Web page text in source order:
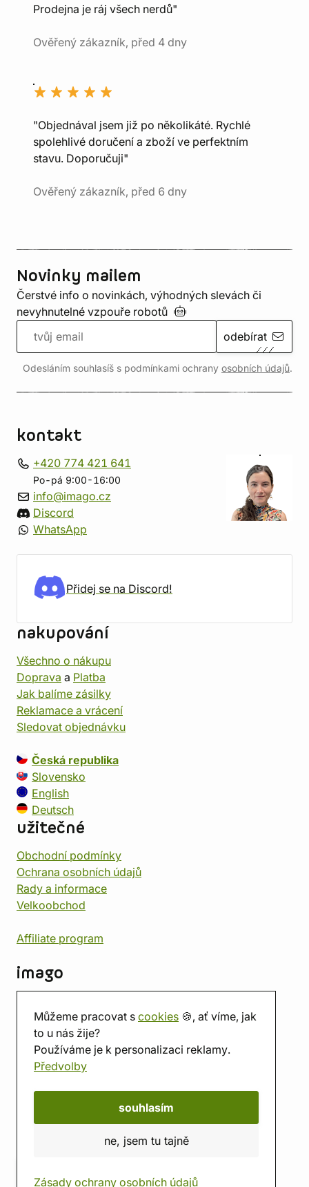
Můžeme pracovat s cookies 🍪, ať víme, jak
to u nás žije?
Používáme je k personalizaci reklamy.
Předvolby
souhlasím
ne, jsem tu tajně
Zásady ochrany osobních údajů
Prodejna je ráj všech nerdů"
Ověřený zákazník, před 4 dny
"Objednával jsem již po několikáté. Rychlé
spolehlivé doručení a zboží ve perfektním
stavu. Doporučuji"
Ověřený zákazník, před 6 dny
Novinky mailem
Čerstvé info o novinkách, výhodných slevách či
nevyhnutelné vzpouře robotů
odebírat
Odesláním souhlasíš s podmínkami ochrany osobních údajů.
kontakt
+420 774 421 641
Po-pá 9:00-16:00
info@imago.cz
Discord
WhatsApp
Přidej se na Discord!
nakupování
Všechno o nákupu
Doprava a Platba
Jak balíme zásilky
Reklamace a vrácení
Sledovat objednávku
Česká republika
Slovensko
English
Deutsch
užitečné
Obchodní podmínky
Ochrana osobních údajů
Rady a informace
Velkoobchod
Affiliate program
imago
Prodejna
Herna
O nás
Hodnocení obchodu